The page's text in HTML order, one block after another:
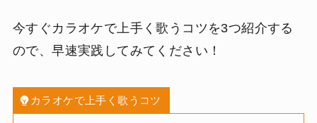
今すぐカラオケで上手く歌うコツを3つ紹介する
ので、早速実践してみてください！
カラオケで上手く歌うコツ